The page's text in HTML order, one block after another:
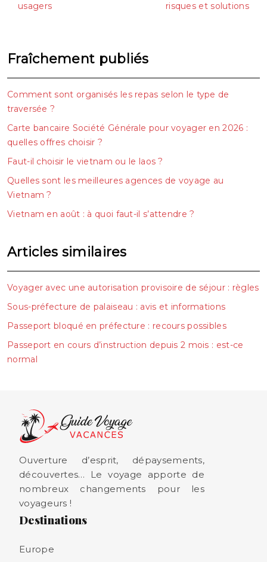
usagers
risques et solutions
Fraîchement publiés
Comment sont organisés les repas selon le type de
traversée ?
Carte bancaire Société Générale pour voyager en 2026 :
quelles offres choisir ?
Faut-il choisir le vietnam ou le laos ?
Quelles sont les meilleures agences de voyage au
Vietnam ?
Vietnam en août : à quoi faut-il s’attendre ?
Articles similaires
Voyager avec une autorisation provisoire de séjour : règles
Sous-préfecture de palaiseau : avis et informations
Passeport bloqué en préfecture : recours possibles
Passeport en cours d’instruction depuis 2 mois : est-ce
normal
Ouverture d’esprit, dépaysements,
découvertes… Le voyage apporte de
nombreux changements pour les
voyageurs !
Destinations
Europe